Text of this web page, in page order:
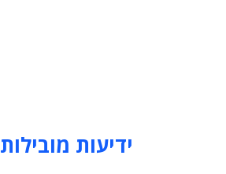
ידיעות מובילות